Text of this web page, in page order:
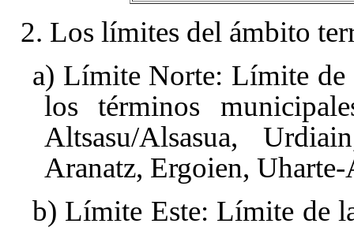
2. Los límites del ámbito
a) Límite Norte: Límite de
los términos
Altsasu/Alsasua,
Aranatz, Ergoien,
b) Límite Este: Límite de